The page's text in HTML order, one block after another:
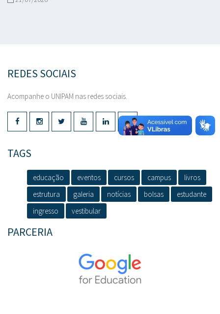
REDES SOCIAIS
Acompanhe o UNIPAM nas redes sociais.
TAGS
educação eventos cursos campus
livros
estrutura
galeria notícias bolsas
estudante
ingresso
vestibular
PARCERIA